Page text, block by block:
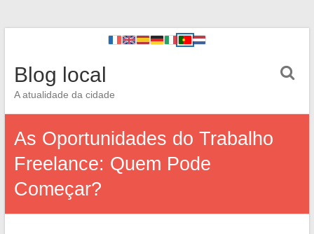
Blog local
A atualidade da cidade
As Oportunidades do Trabalho
Freelance: Quem Pode
Começar?